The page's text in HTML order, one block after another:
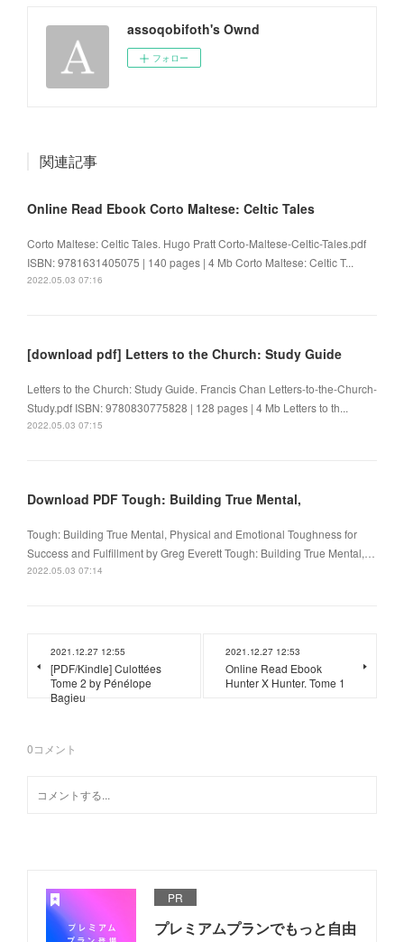
assoqobifoth's Ownd
フォロー
関連記事
Online Read Ebook Corto Maltese: Celtic Tales
Corto Maltese: Celtic Tales. Hugo Pratt Corto-Maltese-Celtic-Tales.pdf
ISBN: 9781631405075 | 140 pages | 4 Mb Corto Maltese: Celtic T...
2022.05.03 07:16
[download pdf] Letters to the Church: Study Guide
Letters to the Church: Study Guide. Francis Chan Letters-to-the-Church-
Study.pdf ISBN: 9780830775828 | 128 pages | 4 Mb Letters to th...
2022.05.03 07:15
Download PDF Tough: Building True Mental,
Tough: Building True Mental, Physical and Emotional Toughness for
Success and Fulfillment by Greg Everett Tough: Building True Mental,…
2022.05.03 07:14
2021.12.27 12:55
[PDF/Kindle] Culottées
Tome 2 by Pénélope
Bagieu
2021.12.27 12:53
Online Read Ebook
Hunter X Hunter. Tome 1
0コメント
PR
プレミアムプランでもっと自由